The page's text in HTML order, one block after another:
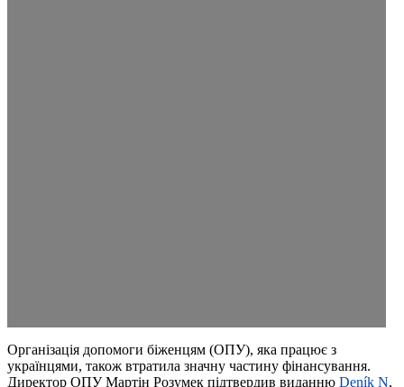
Організація допомоги біженцям (ОПУ), яка працює з
українцями, також втратила значну частину фінансування.
Директор ОПУ Мартін Розумек підтвердив виданню Deník N,